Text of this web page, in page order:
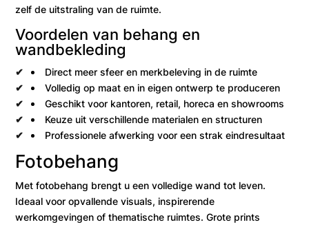
zelf de uitstraling van de ruimte.
Voordelen van behang en
wandbekleding
Direct meer sfeer en merkbeleving in de ruimte
Volledig op maat en in eigen ontwerp te produceren
Geschikt voor kantoren, retail, horeca en showrooms
Keuze uit verschillende materialen en structuren
Professionele afwerking voor een strak eindresultaat
Fotobehang
Met fotobehang brengt u een volledige wand tot leven.
Ideaal voor opvallende visuals, inspirerende
werkomgevingen of thematische ruimtes. Grote prints